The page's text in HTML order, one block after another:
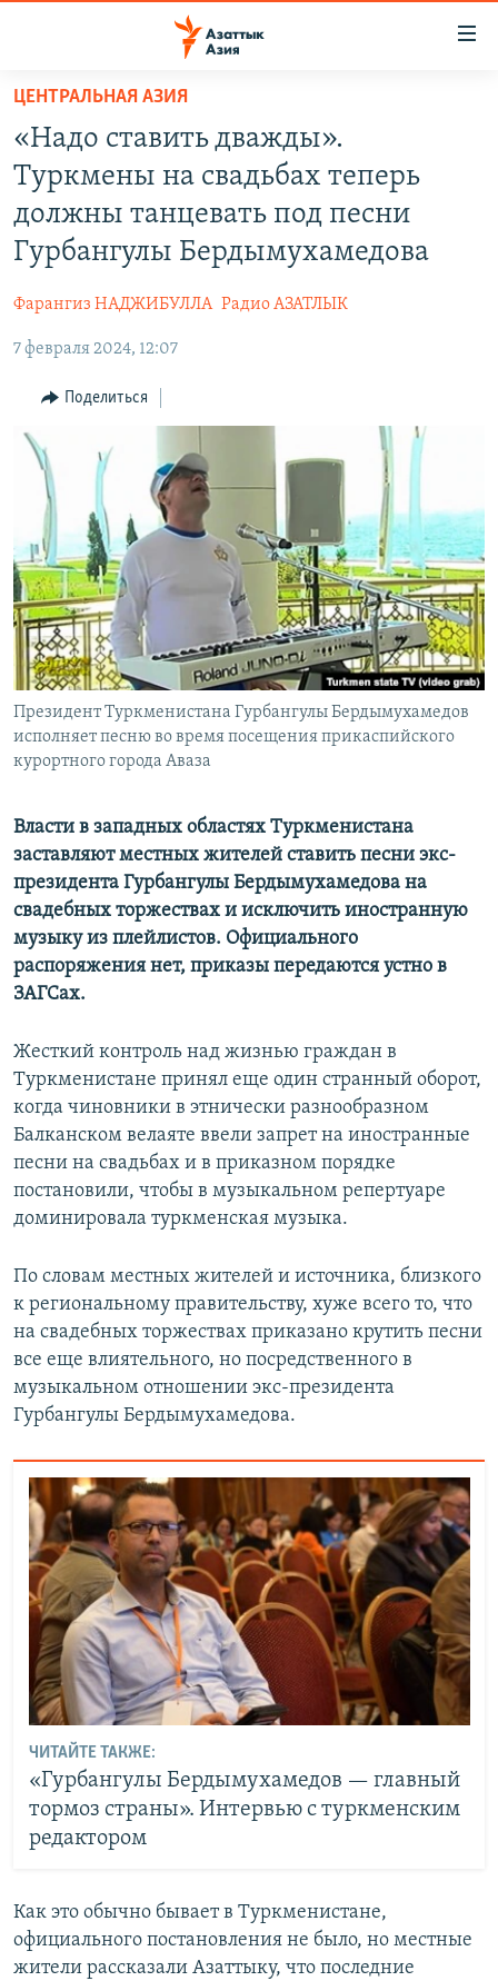
Вернуться
основному
содержанию
Вернутся
главной
Вернутся
УЗБЕКИСТАН
НОВОСТИ
ВОЙНА В УКРАИНЕ
НА ДРУГИХ ЯЗЫКАХ
ЎЗБЕКЧА
ТОҶИКӢ
ПОДПИШИТЕСЬ НА НАС В СОЦСЕТЯХ
Все сайты РСЕ/РС
ЦЕНТРАЛЬНАЯ АЗИЯ
«Надо ставить дважды».
Туркмены на свадьбах теперь
должны танцевать под песни
Гурбангулы Бердымухамедова
Фарангиз НАДЖИБУЛЛА Радио АЗАТЛЫК
7 февраля 2024, 12:07
Поделиться
Президент Туркменистана Гурбангулы Бердымухамедов
исполняет песню во время посещения прикаспийского
курортного города Аваза
Власти в западных областях Туркменистана
заставляют местных жителей ставить песни экс-
президента Гурбангулы Бердымухамедова на
свадебных торжествах и исключить иностранную
музыку из плейлистов. Официального
распоряжения нет, приказы передаются устно в
ЗАГСах.
Жесткий контроль над жизнью граждан в
Туркменистане принял еще один странный оборот,
когда чиновники в этнически разнообразном
Балканском велаяте ввели запрет на иностранные
песни на свадьбах и в приказном порядке
постановили, чтобы в музыкальном репертуаре
доминировала туркменская музыка.
По словам местных жителей и источника, близкого
к региональному правительству, хуже всего то, что
на свадебных торжествах приказано крутить песни
все еще влиятельного, но посредственного в
музыкальном отношении экс-президента
Гурбангулы Бердымухамедова.
ЧИТАЙТЕ ТАКЖЕ:
«Гурбангулы Бердымухамедов — главный
тормоз страны». Интервью с туркменским
редактором
Как это обычно бывает в Туркменистане,
официального постановления не было, но местные
жители рассказали Азаттыку, что последние